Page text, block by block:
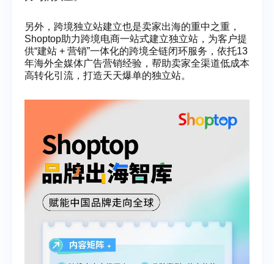
另外，跨境独立站建立也是卖家出海的重中之重，
Shoptop助力跨境电商一站式建立独立站，为客户提
供“建站 + 营销”一体化的跨境全链闭环服务，依托13
年海外全媒体广告营销经验，帮助卖家全渠道低成本
高转化引流，打造天天爆单的独立站。